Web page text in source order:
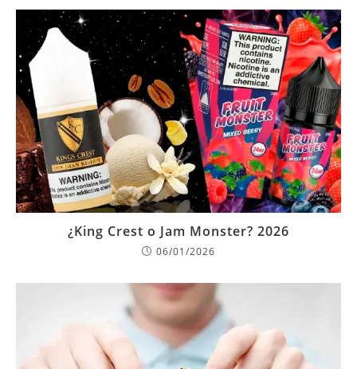
¿King Crest o Jam Monster? 2026
06/01/2026